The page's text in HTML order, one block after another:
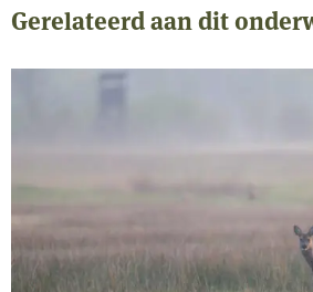
Gerelateerd aan dit